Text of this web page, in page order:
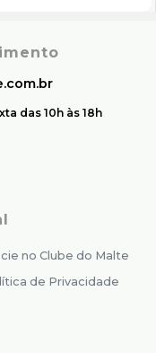
das 10h às 18h
no Clube do Malte
de Privacidade